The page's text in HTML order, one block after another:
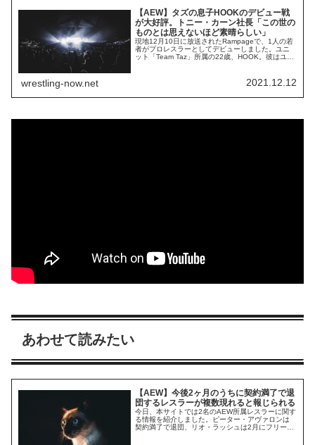
【AEW】タズの息子HOOKのデビュー戦
が大好評。トニー・カーン社長「この世の
ものとは思えないほど素晴らしい」
現地12月10日に放送されたRampageで、1人の若
者がプロレスラーとしてデビューしました。ユニ
ット「Team Taz」所属の22歳、HOOK。彼はユニ
満ち溢れています。以前からTeam Tazの一員とし
て番組に出演していましたが、今回のフエゴ・デ
wrestling-now.net 2021.12.12
あわせて読みたい
【AEW】今後2ヶ月のうちに契約満了で退
団するレスラーが複数現れると報じられる
今日、本サイトでは2名のAEW所属レスラーに関す
る情報を紹介しました。ピーター・アヴァロンは
契約満了で退団、リオ・ラッシュは2月にフリーエ